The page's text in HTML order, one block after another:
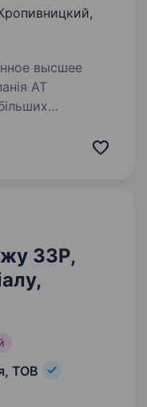
высшее
надійним
ЗЗР,
ТОВ